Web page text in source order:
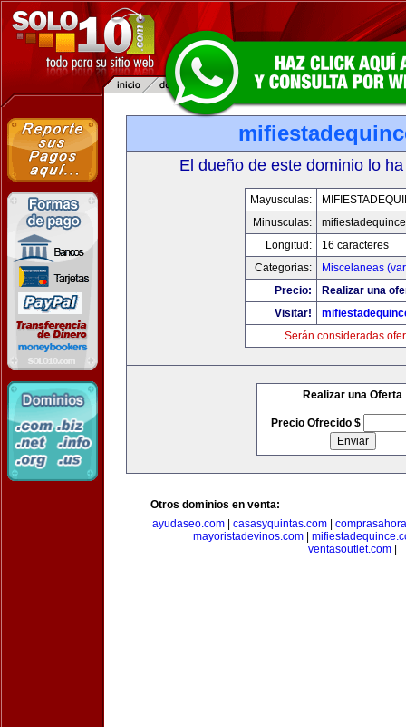
El dueño de este dominio lo
Mayusculas:
Minusculas:
Longitud:
16 caracteres
Categorias:
Miscelaneas
Precio:
Realizar una
Visitar!
Serán consideradas
Realizar una Oferta
Precio Ofrecido $
Otros dominios en venta:
ayudaseo.com
casasyquintas.com
mayoristadevinos.com
ventasoutlet.com